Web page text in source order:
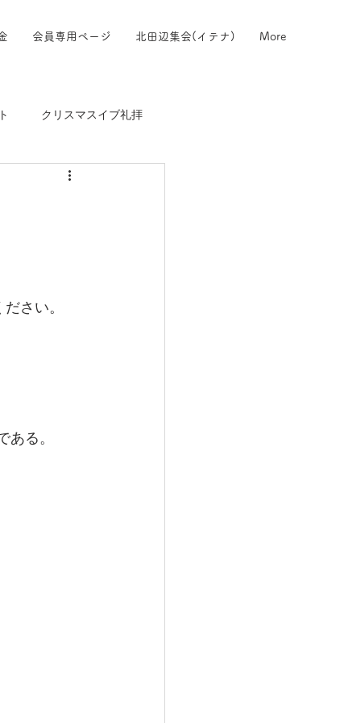
会員専用ページ 北田辺集会(イテナ) More
クリスマスイブ礼拝
さい。
る。